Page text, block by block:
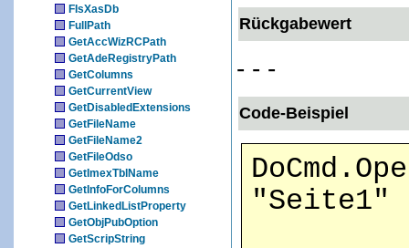
FIsXasDb
FullPath
GetAccWizRCPath
GetAdeRegistryPath
GetColumns
GetCurrentView
GetDisabledExtensions
GetFileName
GetFileName2
GetFileOdso
GetImexTblName
GetInfoForColumns
GetLinkedListProperty
GetObjPubOption
GetScripString
Rückgabewert
- - -
Code-Beispiel
"Seite1"